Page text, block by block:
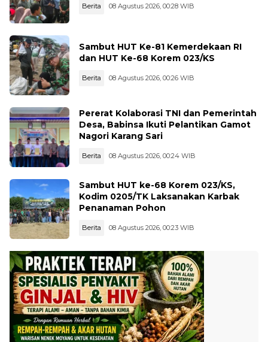
Berita 08 Agustus 2026, 00:28 WIB
Sambut HUT Ke-81 Kemerdekaan RI
dan HUT Ke-68 Korem 023/KS
Berita 08 Agustus 2026, 00:26 WIB
Pererat Kolaborasi TNI dan Pemerintah
Desa, Babinsa Ikuti Pelantikan Gamot
Nagori Karang Sari
Berita 08 Agustus 2026, 00:24 WIB
Sambut HUT ke-68 Korem 023/KS,
Kodim 0205/TK Laksanakan Karbak
Penanaman Pohon
Berita 08 Agustus 2026, 00:23 WIB